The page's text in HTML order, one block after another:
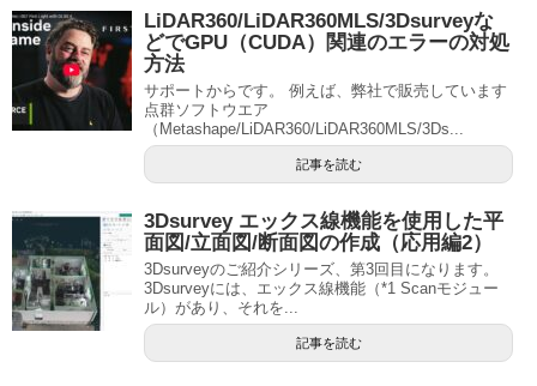
LiDAR360/LiDAR360MLS/3Dsurveyな
どでGPU（CUDA）関連のエラーの対処
方法
サポートからです。 例えば、弊社で販売しています
点群ソフトウエア
（Metashape/LiDAR360/LiDAR360MLS/3Ds...
記事を読む
3Dsurvey エックス線機能を使用した平
面図/立面図/断面図の作成（応用編2）
3Dsurveyのご紹介シリーズ、第3回目になります。
3Dsurveyには、エックス線機能（*1 Scanモジュー
ル）があり、それを...
記事を読む